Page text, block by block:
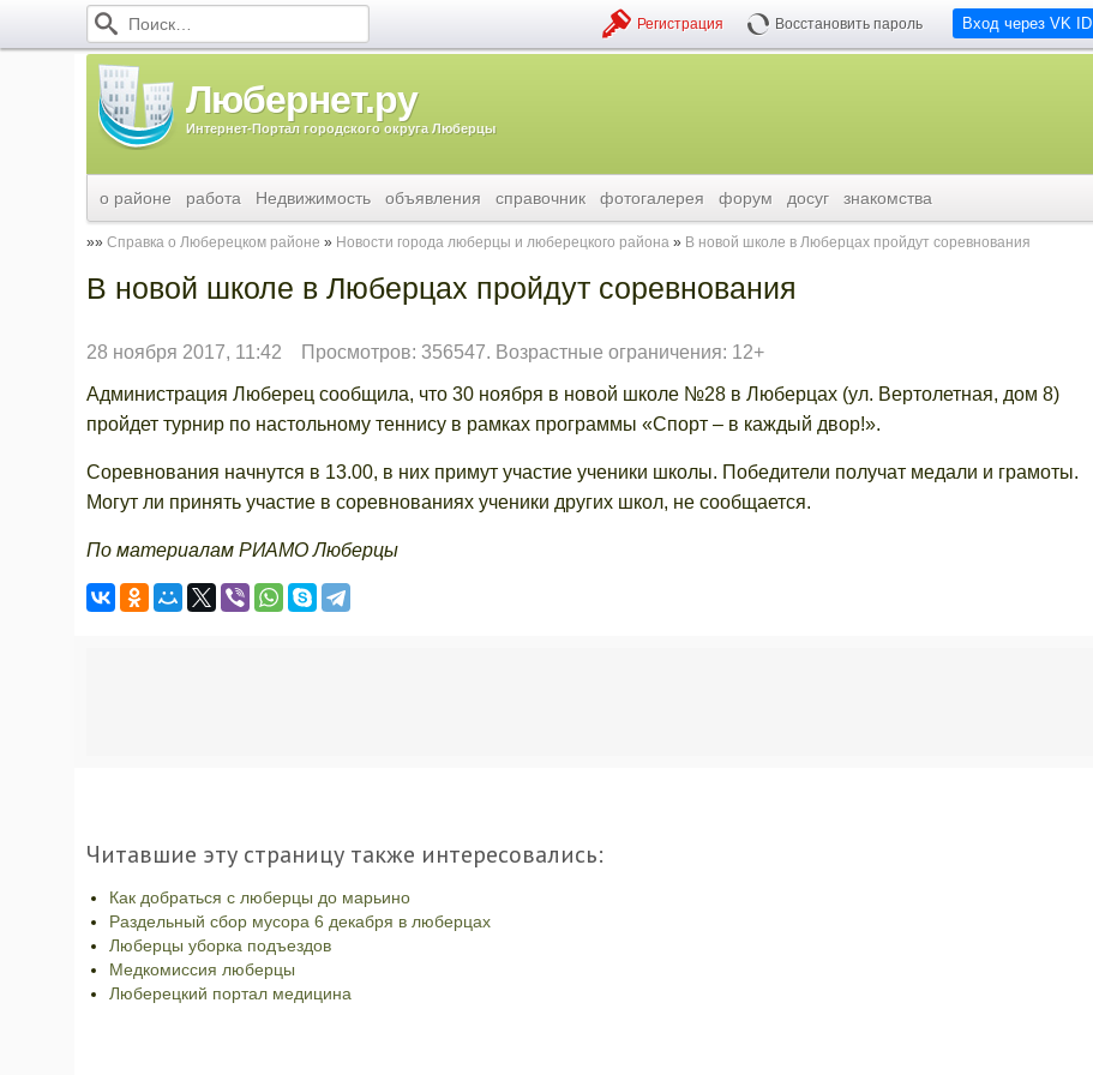
Вход через VK ID
Регистрация Восстановить пароль
Любернет.ру
Интернет-Портал городского округа Люберцы
о районе работа Недвижимость объявления справочник фотогалерея форум досуг знакомства
Справка о Люберецком районе Новости города люберцы и люберецкого района В новой школе в Люберцах пройдут соревнования
В новой школе в Люберцах пройдут соревнования
28 ноября 2017, 11:42 Просмотров: 356547. Возрастные ограничения: 12+
Администрация Люберец сообщила, что 30 ноября в новой школе №28 в Люберцах (ул. Вертолетная, дом 8)
пройдет турнир по настольному теннису в рамках программы «Спорт – в каждый двор!».
Соревнования начнутся в 13.00, в них примут участие ученики школы. Победители получат медали и грамоты.
Могут ли принять участие в соревнованиях ученики других школ, не сообщается.
По материалам РИАМО Люберцы
Читавшие эту страницу также интересовались:
Как добраться с люберцы до марьино
Раздельный сбор мусора 6 декабря в люберцах
Люберцы уборка подъездов
Медкомиссия люберцы
Люберецкий портал медицина